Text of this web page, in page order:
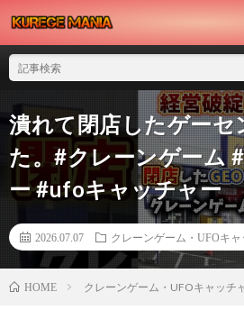
潰れて閉店したゲーセ
た。#クレーンゲーム
ー #ufoキャッチャー
2026.07.07 クレーンゲーム・UFOキ
HOME クレーンゲーム・UFOキャッチ